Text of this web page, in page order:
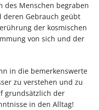
des Menschen begraben
deren Gebrauch geübt
der kosmischen
von sich und der
in die bemerkenswerte
zu verstehen und zu
grundsätzlich der
in den Alltag!